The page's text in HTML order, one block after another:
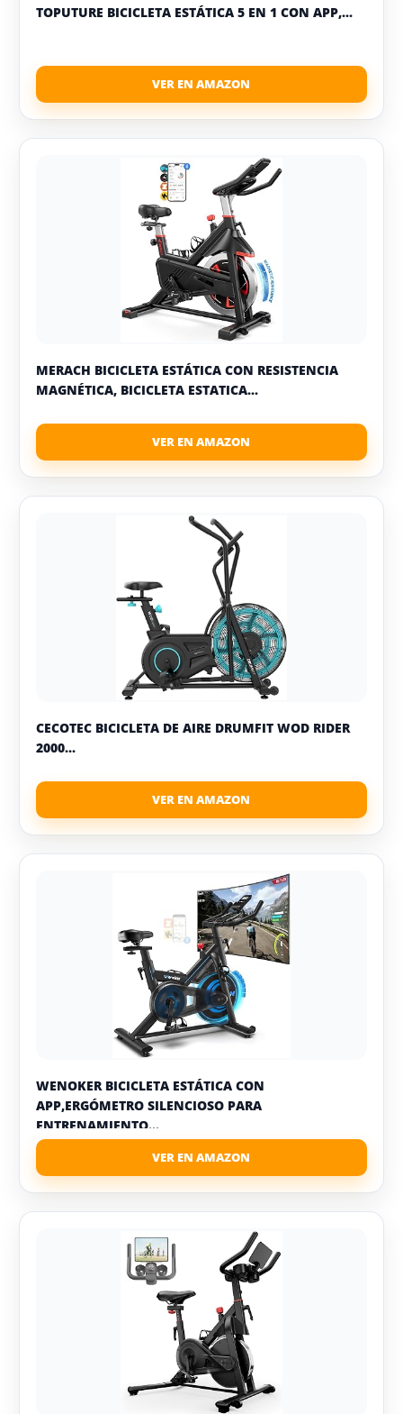
TOPUTURE BICICLETA ESTÁTICA 5 EN 1 CON APP,...
MERACH BICICLETA ESTÁTICA CON RESISTENCIA
MAGNÉTICA, BICICLETA ESTATICA...
CECOTEC BICICLETA DE AIRE DRUMFIT WOD RIDER
2000...
WENOKER BICICLETA ESTÁTICA CON
APP,ERGÓMETRO SILENCIOSO PARA
ENTRENAMIENTO...